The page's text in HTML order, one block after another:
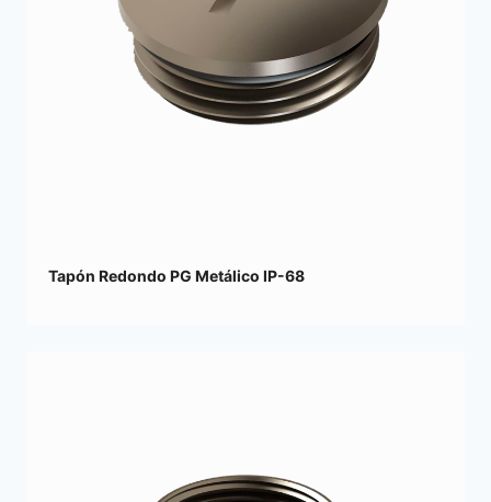
Tapón Redondo PG Metálico IP-68